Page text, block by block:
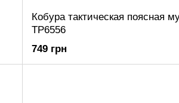
Кобура тактическая поясная
ТР6556
749 грн